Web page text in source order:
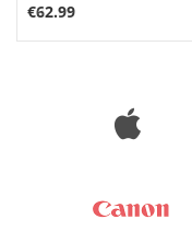
€62.99